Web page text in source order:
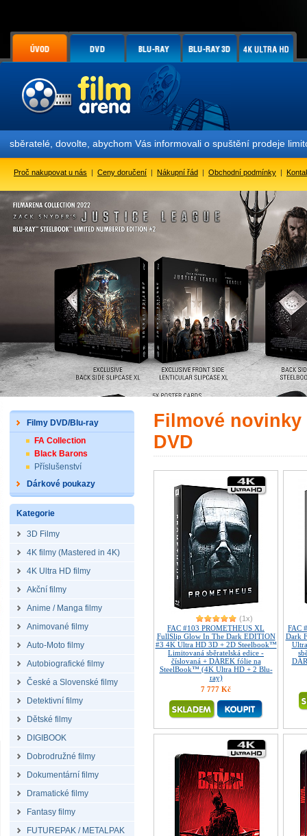
abychom Vás informovali o spuštění prodeje limitované
Proč nakupovat u nás | Ceny doručení | Nákupní řád | Obchodní podmínky |
Filmy DVD/Blu-ray
FA Collection
Black Barons
Příslušenství
Dárkové poukazy
Kategorie
3D Filmy
4K filmy (Mastered in 4K)
4K Ultra HD filmy
Akční filmy
Anime / Manga filmy
Animované filmy
Auto-Moto filmy
Autobiografické filmy
České a Slovenské filmy
Detektivní filmy
Dětské filmy
DIGIBOOK
Dobrodružné filmy
Dokumentární filmy
Dramatické filmy
Fantasy filmy
FUTUREPAK / METALPAK
Filmové novinky
DVD
(1x)
FAC #103 PROMETHEUS XL
FullSlip Glow In The Dark EDITION
#3 4K Ultra HD 3D + 2D Steelbook™
Limitovaná sběratelská edice -
číslovaná + DÁREK fólie na
SteelBook™ (4K Ultra HD + 2 Blu-
ray)
7 777 Kč
FAC
Dark